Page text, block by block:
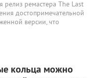
релиз ремастера The Last
достопримечательной
версии, что
кольца можно